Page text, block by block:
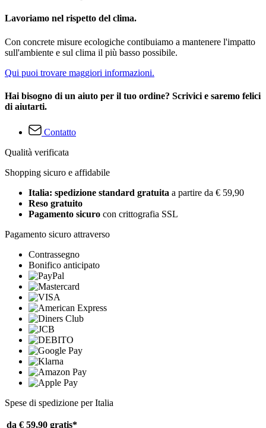
Lavoriamo nel rispetto del clima.
Con concrete misure ecologiche contibuiamo a mantenere l'impatto
sull'ambiente e sul clima il più basso possibile.
Qui puoi trovare maggiori informazioni.
Hai bisogno di un aiuto per il tuo ordine? Scrivici e saremo felici
di aiutarti.
Contatto
Qualità verificata
Shopping sicuro e affidabile
Italia: spedizione standard gratuita a partire da € 59,90
Reso gratuito
Pagamento sicuro con crittografia SSL
Pagamento sicuro attraverso
Contrassegno
Bonifico anticipato
Spese di spedizione per Italia
da € 59,90 gratis*